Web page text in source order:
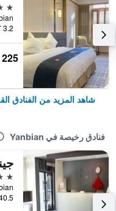
5 نجوم
3.2 كيلومتر عن وسط المدينة
225 ﷼
شاهد المزيد من الفنادق
فنادق رخيصة في Yanbian
2 نجمتين
40.5 كيلومتر عن وسط